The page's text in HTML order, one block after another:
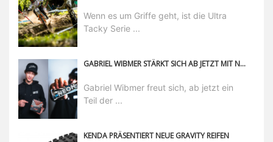
Wenn es um Griffe geht, ist die Ultra
Tacky Serie ...
GABRIEL WIBMER STÄRKT SICH AB JETZT MIT NEOH
Gabriel Wibmer freut sich, ab jetzt ein
Teil der ...
KENDA PRÄSENTIERT NEUE GRAVITY REIFEN